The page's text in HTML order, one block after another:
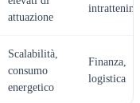
attuazione
Scalabilità,
consumo
energetico
Finanza,
logistica